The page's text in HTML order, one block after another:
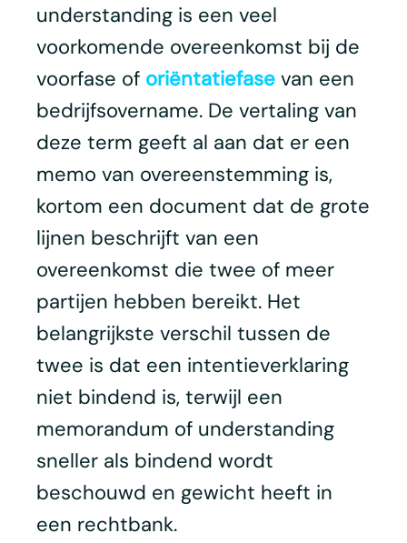
understanding is een veel
voorkomende overeenkomst bij de
voorfase of oriëntatiefase van een
bedrijfsovername. De vertaling van
deze term geeft al aan dat er een
memo van overeenstemming is,
kortom een document dat de grote
lijnen beschrijft van een
overeenkomst die twee of meer
partijen hebben bereikt. Het
belangrijkste verschil tussen de
twee is dat een intentieverklaring
niet bindend is, terwijl een
memorandum of understanding
sneller als bindend wordt
beschouwd en gewicht heeft in
een rechtbank.